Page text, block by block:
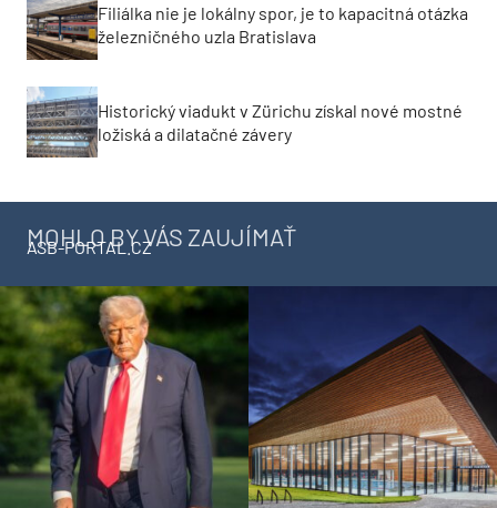
Filiálka nie je lokálny spor, je to kapacitná otázka
železničného uzla Bratislava
Historický viadukt v Zürichu získal nové mostné
ložiská a dilatačné závery
MOHLO BY VÁS ZAUJÍMAŤ
ASB-PORTAL.CZ